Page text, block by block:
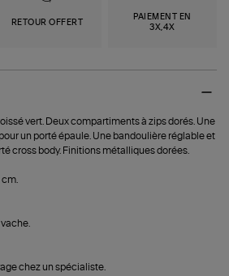
RETOUR OFFERT
PAIEMENT EN
3X,4X
vert. Deux compartiments à zips dorés. Une
un porté épaule. Une bandoulière réglable et
cross body. Finitions métalliques dorées.
cm.
chez un spécialiste.